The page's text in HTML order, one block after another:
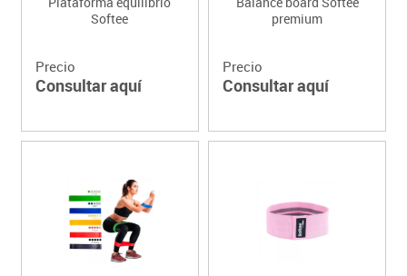
Softee
Precio
Consultar aquí
premium
Precio
Consultar aquí